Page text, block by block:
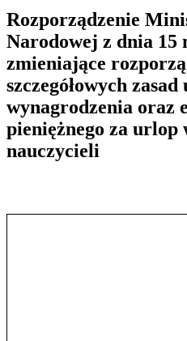
Rozporządzenie
Narodowej z dnia 15
zmieniające
szczegółowych
wynagrodzenia oraz
pieniężnego za urlop
nauczycieli